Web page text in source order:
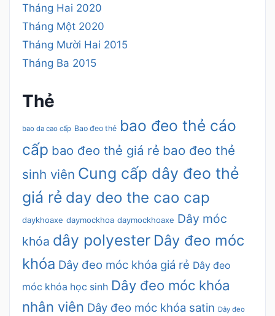
Tháng Hai 2020
Tháng Một 2020
Tháng Mười Hai 2015
Tháng Ba 2015
Thẻ
bao da cao cấp Bao đeo thẻ bao đeo thẻ cáo
cấp bao đeo thẻ giá rẻ bao đeo thẻ
sinh viên Cung cấp dây đeo thẻ
giá rẻ day deo the cao cap
daykhoaxe daymockhoa daymockhoaxe Dây móc
khóa dây polyester Dây đeo móc
khóa Dây đeo móc khóa giá rẻ Dây đeo
móc khóa học sinh Dây đeo móc khóa
nhân viên Dây đeo móc khóa satin Dây đeo